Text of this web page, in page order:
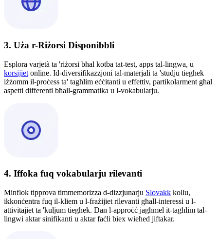
3. Uża r-Riżorsi Disponibbli
Esplora varjetà ta 'riżorsi bħal kotba tat-test, apps tal-lingwa, u
korsijiet online. Id-diversifikazzjoni tal-materjali ta 'studju tiegħek
iżżomm il-proċess ta' tagħlim eċċitanti u effettiv, partikolarment għal
aspetti differenti bħall-grammatika u l-vokabularju.
4. Iffoka fuq vokabularju rilevanti
Minflok tipprova timmemorizza d-dizzjunarju Slovakk kollu,
ikkonċentra fuq il-kliem u l-frażijiet rilevanti għall-interessi u l-
attivitajiet ta 'kuljum tiegħek. Dan l-approċċ jagħmel it-tagħlim tal-
lingwi aktar sinifikanti u aktar faċli biex wieħed jiftakar.